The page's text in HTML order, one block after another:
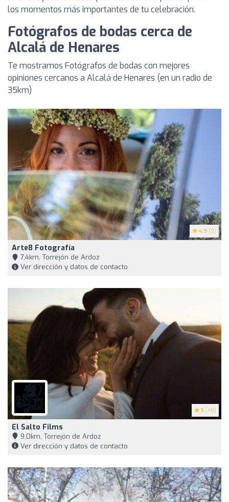
los momentos más importantes de tu celebración.
Fotógrafos de bodas cerca de
Alcalá de Henares
Te mostramos Fotógrafos de bodas con mejores
opiniones cercanos a Alcalá de Henares (en un radio de
35km)
4.9 (9)
Arte8 Fotografía
7,4km, Torrejón de Ardoz
Ver dirección y datos de contacto
5 (48)
El Salto Films
9,0km, Torrejón de Ardoz
Ver dirección y datos de contacto